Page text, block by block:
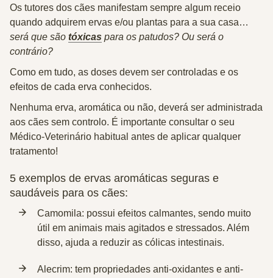
Os tutores dos cães manifestam sempre algum receio
quando adquirem ervas e/ou plantas para a sua casa…
será que são tóxicas para os patudos? Ou será o
contrário?
Como em tudo, as doses devem ser controladas e os
efeitos de cada erva conhecidos.
Nenhuma erva, aromática ou não, deverá ser administrada
aos cães sem controlo. É importante consultar o seu
Médico-Veterinário habitual antes de aplicar qualquer
tratamento!
5 exemplos de ervas aromáticas seguras e
saudáveis para os cães:
Camomila: possui efeitos calmantes, sendo muito
útil em animais mais agitados e stressados. Além
disso, ajuda a reduzir as cólicas intestinais.
Alecrim: tem propriedades anti-oxidantes e anti-